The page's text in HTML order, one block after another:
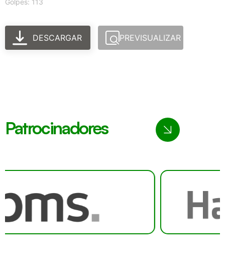
Golpes: 113
DESCARGAR PREVISUALIZAR
Patrocinadores